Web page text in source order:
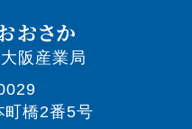
おさか
阪産業局
町橋2番5号